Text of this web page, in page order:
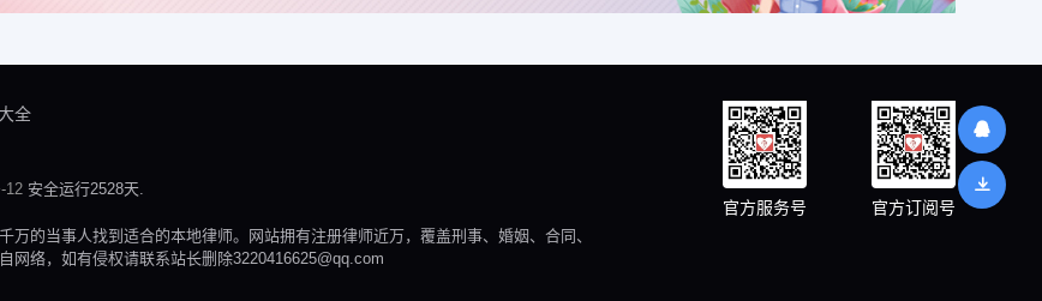
官方服务号 官方订阅号
全
12 安全运行2528天.
的当事人找到适合的本地律师。网站拥有注册律师近万，覆盖刑事、婚姻、合同、
网络，如有侵权请联系站长删除3220416625@qq.com